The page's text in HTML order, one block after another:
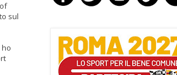
sul
ho